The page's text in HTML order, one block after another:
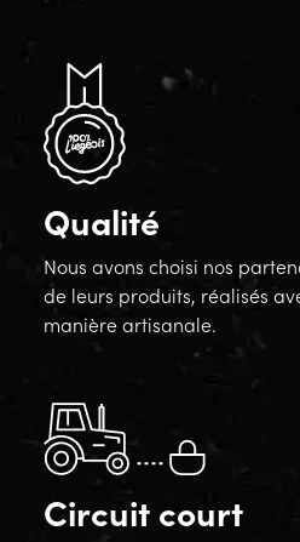
Qualité
Nous avons choisi nos
de leurs produits, réalisés
manière artisanale.
Circuit court